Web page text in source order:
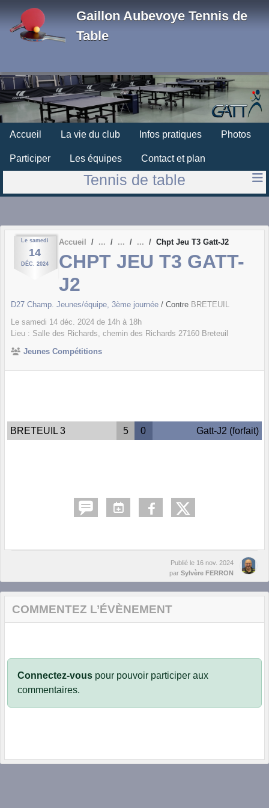
Gaillon Aubevoye Tennis de
Table
Accueil La vie du club Infos pratiques Photos
Participer Les équipes Contact et plan
Tennis de table
Le samedi
14
DÉC. 2024
Accueil Chpt Jeu T3 Gatt-J2
CHPT JEU T3 GATT-
J2
D27 Champ. Jeunes/équipe, 3ème journée / Contre BRETEUIL
Le samedi 14 déc. 2024 de 14h à 18h
Lieu : Salle des Richards, chemin des Richards 27160 Breteuil
Jeunes Compétitions
BRETEUIL 3 5 0 Gatt-J2 (forfait)
Publié le 16 nov. 2024
par Sylvère FERRON
COMMENTEZ L’ÉVÈNEMENT
Connectez-vous pour pouvoir participer aux
commentaires.
Panneau de gestion des cookies